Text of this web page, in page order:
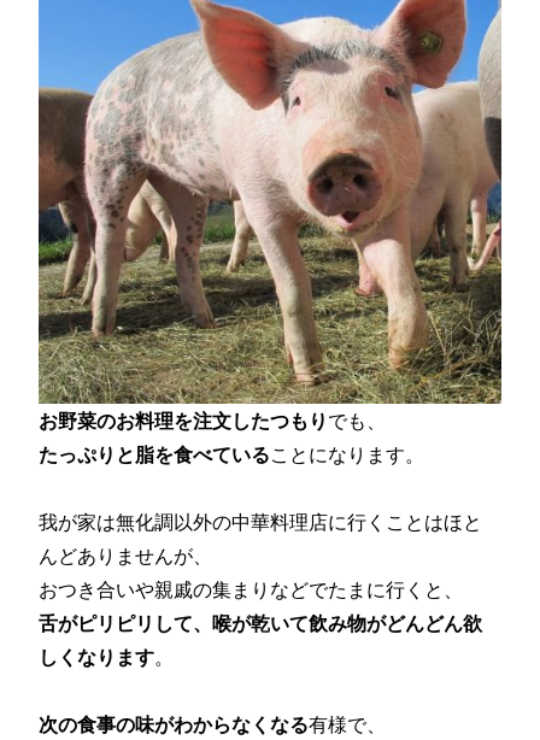
お野菜のお料理を注文したつもり でも、
たっぷりと脂を食べていることになります。
我が家は無化調以外の中華料理店に行くことはほと
んどありませんが、
おつき合いや親戚の集まりなどでたまに行くと、
舌がピリピリして、喉が乾いて飲み物がどんどん欲
しくなります。
次の食事の味がわからなくなる有様で、